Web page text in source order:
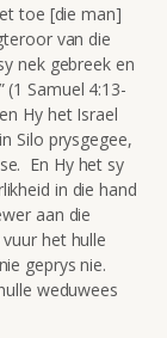
toe [die man]
van die
nek gebreek en
Samuel 4:13-
Hy het Israel
Silo prysgegee,
En Hy het sy
in die hand
aan die
het hulle
geprys nie.
weduwees